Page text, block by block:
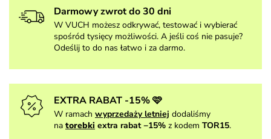
Darmowy zwrot do 30 dni
W VUCH możesz odkrywać, testować i wybierać
spośród tysięcy możliwości. A jeśli coś nie pasuje?
Odeślij to do nas łatwo i za darmo.
EXTRA RABAT -15% 🩷
W ramach wyprzedaży letniej dodaliśmy
na torebki extra rabat −15% z kodem TOR15.